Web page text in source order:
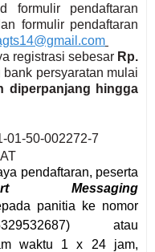
formulir pendaftaran
formulir pendaftaran
registrasi sebesar Rp.
persyaratan mulai
diperpanjang hingga
01-50-002272-7
pendaftaran, peserta
Messaging
panitia ke nomor
atau
waktu 1 x 24 jam,